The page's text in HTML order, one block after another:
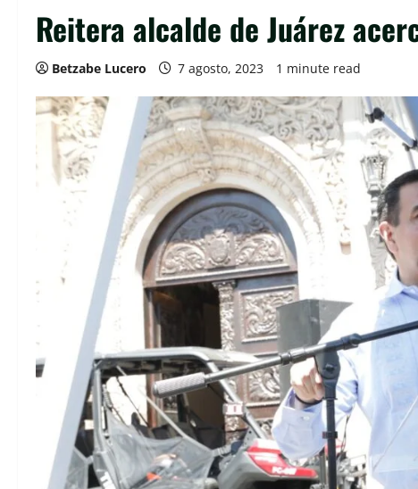
Reitera alcalde de Juárez
Betzabe Lucero 7 agosto, 2023 1 minute read